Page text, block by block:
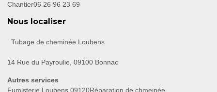
Chantier06 26 96 23 69
Nous localiser
Tubage de cheminée Loubens
14 Rue du Payroulie, 09100 Bonnac
Autres services
Fumisterie Loubens 09120Réparation de chmeinée